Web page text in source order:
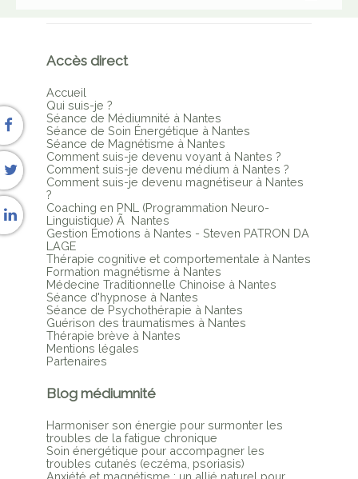
Accès direct
Accueil
Qui suis-je ?
Séance de Médiumnité à Nantes
Séance de Soin Énergétique à Nantes
Séance de Magnétisme à Nantes
Comment suis-je devenu voyant à Nantes ?
Comment suis-je devenu médium à Nantes ?
Comment suis-je devenu magnétiseur à Nantes
?
Coaching en PNL (Programmation Neuro-
Linguistique) Ã Nantes
Gestion Émotions à Nantes - Steven PATRON DA
LAGE
Thérapie cognitive et comportementale à Nantes
Formation magnétisme à Nantes
Médecine Traditionnelle Chinoise à Nantes
Séance d'hypnose à Nantes
Séance de Psychothérapie à Nantes
Guérison des traumatismes à Nantes
Thérapie brève à Nantes
Mentions légales
Partenaires
Blog médiumnité
Harmoniser son énergie pour surmonter les
troubles de la fatigue chronique
Soin énergétique pour accompagner les
troubles cutanés (eczéma, psoriasis)
Anxiété et magnétisme : un allié naturel pour